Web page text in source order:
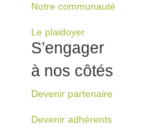
Notre communauté
Le plaidoyer
S’engager
à nos côtés
Devenir partenaire
Devenir adhérents